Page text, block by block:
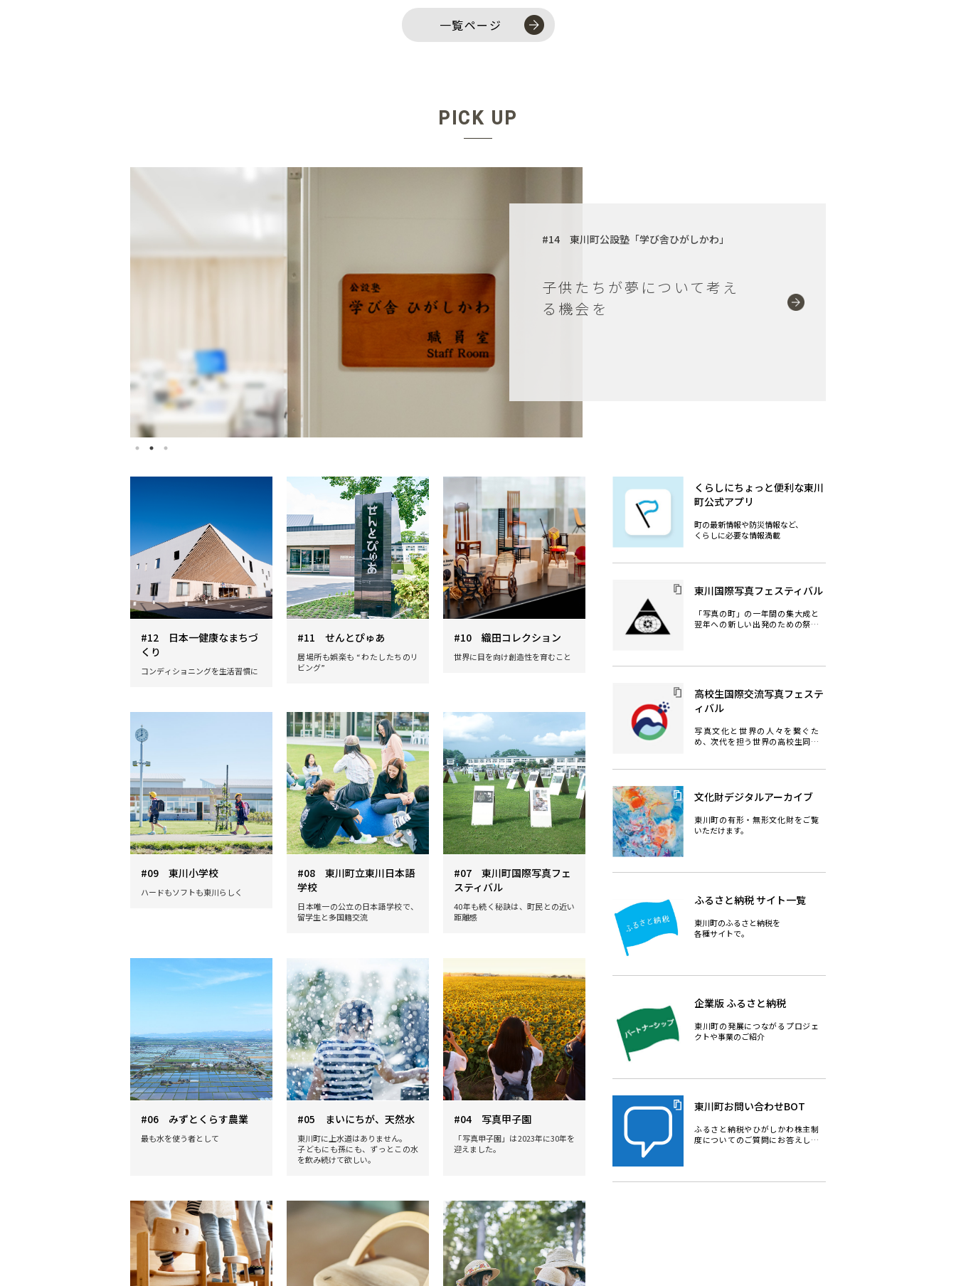
一覧ページ
PICK UP
#14 東川町公設塾「学び舎ひがしかわ」
子供たちが夢について考え
る機会を
#12 日本一健康なまちづ
くり
コンディショニングを生活習慣に
#11 せんとぴゅあ
居場所も娯楽も “わたしたちのリ
ビング”
#10 織田コレクション
世界に目を向け創造性を育むこと
#09 東川小学校
ハードもソフトも東川らしく
#08 東川町立東川日本語
学校
日本唯一の公立の日本語学校で、
留学生と多国籍交流
#07 東川町国際写真フェ
スティバル
40年も続く秘訣は、町民との近い
距離感
#06 みずとくらす農業
最も水を使う者として
#05 まいにちが、天然水
東川町に上水道はありません。
子どもにも孫にも、ずっとこの水
を飲み続けて欲しい。
#04 写真甲子園
「写真甲子園」は2023年に30年を
迎えました。
くらしにちょっと便利な東川
町公式アプリ
町の最新情報や防災情報など、
くらしに必要な情報満載
東川国際写真フェスティバル
「写真の町」の一年間の集大成と
翌年への新しい出発のための祭典
インディペンデンス展など、期間
す。
高校生国際交流写真フェステ
ィバル
写真文化と世界の人々を繋ぐた
め、次代を担う世界の高校生同士
和を願うことを目的とした写真イ
文化財デジタルアーカイブ
東川町の有形・無形文化財をご覧
いただけます。
ふるさと納税 サイト一覧
東川町のふるさと納税を
各種サイトで。
企業版 ふるさと納税
東川町の発展につながるプロジェ
クトや事業のご紹介
東川町お問い合わせBOT
ふるさと納税やひがしかわ株主制
度についてのご質問にお答えしま